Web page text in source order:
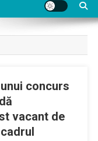
concurs
vacant de